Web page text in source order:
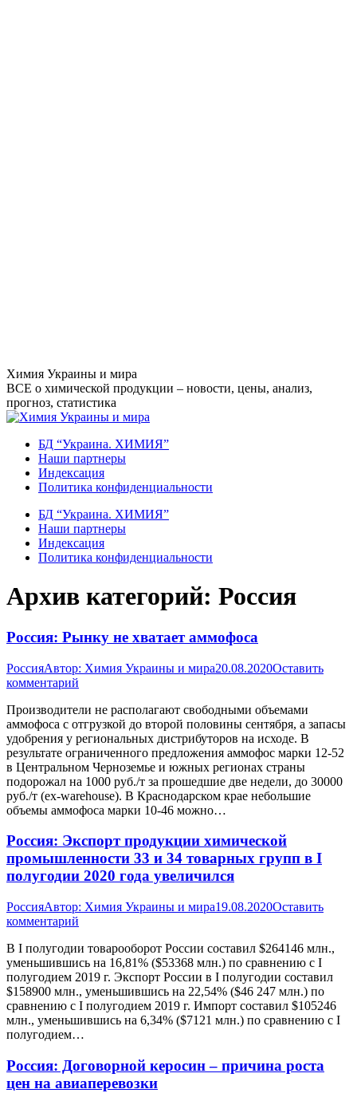
Перейти
к
содержанию
Химия Украины и мира
ВСЕ о химической продукции – новости, цены, анализ,
прогноз, статистика
БД “Украина. ХИМИЯ”
Наши партнеры
Индексация
Политика конфиденциальности
БД “Украина. ХИМИЯ”
Наши партнеры
Индексация
Политика конфиденциальности
Архив категорий: Россия
Россия: Рынку не хватает аммофоса
РоссияАвтор: Химия Украины и мира20.08.2020Оставить
комментарий
Производители не располагают свободными объемами
аммофоса с отгрузкой до второй половины сентября, а запасы
удобрения у региональных дистрибуторов на исходе. В
результате ограниченного предложения аммофос марки 12-52
в Центральном Черноземье и южных регионах страны
подорожал на 1000 руб./т за прошедшие две недели, до 30000
руб./т (ex-warehouse). В Краснодарском крае небольшие
объемы аммофоса марки 10-46 можно…
Россия: Экспорт продукции химической
промышленности 33 и 34 товарных групп в I
полугодии 2020 года увеличился
РоссияАвтор: Химия Украины и мира19.08.2020Оставить
комментарий
В I полугодии товарооборот России составил $264146 млн.,
уменьшившись на 16,81% ($53368 млн.) по сравнению с I
полугодием 2019 г. Экспорт России в I полугодии составил
$158900 млн., уменьшившись на 22,54% ($46 247 млн.) по
сравнению с I полугодием 2019 г. Импорт составил $105246
млн., уменьшившись на 6,34% ($7121 млн.) по сравнению с I
полугодием…
Россия: Договорной керосин – причина роста
цен на авиаперевозки